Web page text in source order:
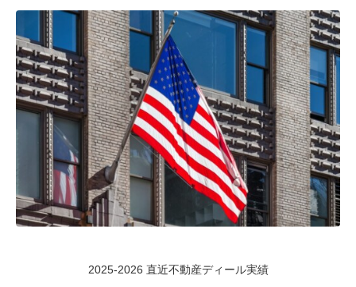
2025-2026 直近不動産ディール実績